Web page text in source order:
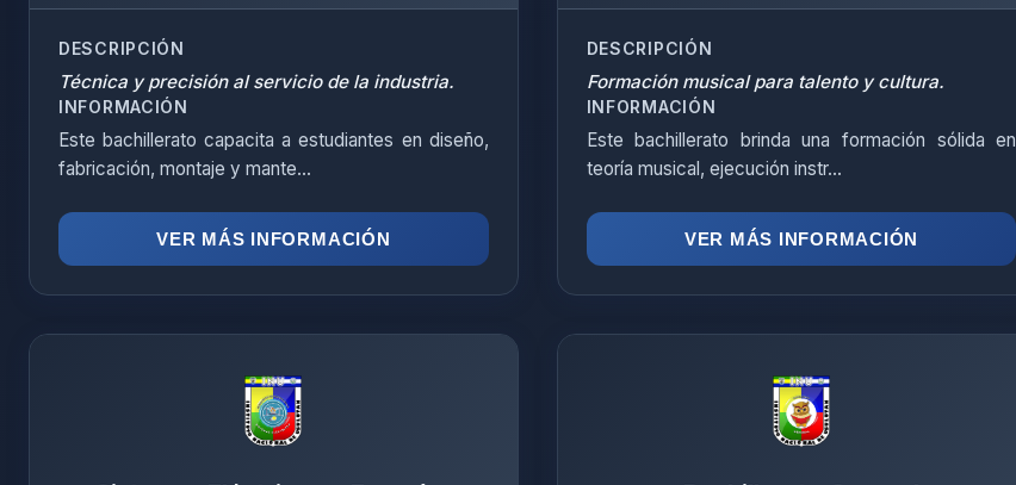
DESCRIPCIÓN
Técnica y precisión al servicio de la industria.
INFORMACIÓN
Este bachillerato capacita a estudiantes en diseño,
fabricación, montaje y mante...
VER MÁS INFORMACIÓN
DESCRIPCIÓN
Formación musical para talento y cultura.
INFORMACIÓN
Este bachillerato brinda una formación sólida en
teoría musical, ejecución instr...
VER MÁS INFORMACIÓN